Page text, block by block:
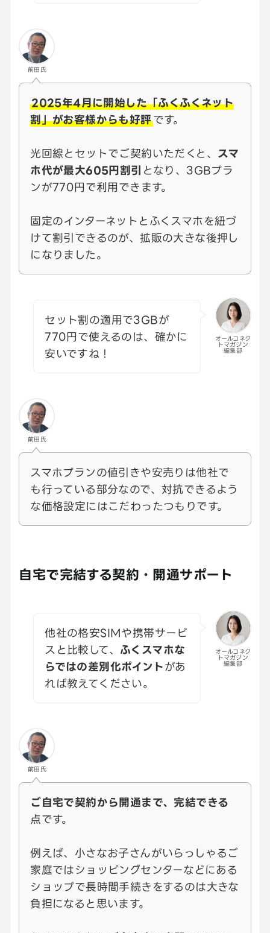
前田氏
2025年4月に開始した「ふくふくネット
割」がお客様からも好評です。
光回線とセットでご契約いただくと、 スマ
ホ代が最大605円割引 となり、3GBプラ
ンが770円で利用できます。
固定のインターネットとふくスマホを紐づ
けて割引できるのが、拡販の大きな後押し
になりました。
オールコネク
トマガジン
編集部
セット割の適用で3GBが
770円で使えるのは、確かに
安いですね！
前田氏
スマホプランの値引きや安売りは他社で
も行っている部分なので、対抗できるよう
な価格設定にはこだわったつもりです。
自宅で完結する契約・開通サポート
オールコネク
トマガジン
編集部
他社の格安SIMや携帯サービ
スと比較して、 ふくスマホな
らではの差別化ポイント があ
れば教えてください。
前田氏
ご自宅で契約から開通まで、完結できる
点です。
例えば、小さなお子さんがいらっしゃるご
家庭ではショッピングセンターなどにある
ショップで長時間手続きをするのは大きな
負担になると思います。